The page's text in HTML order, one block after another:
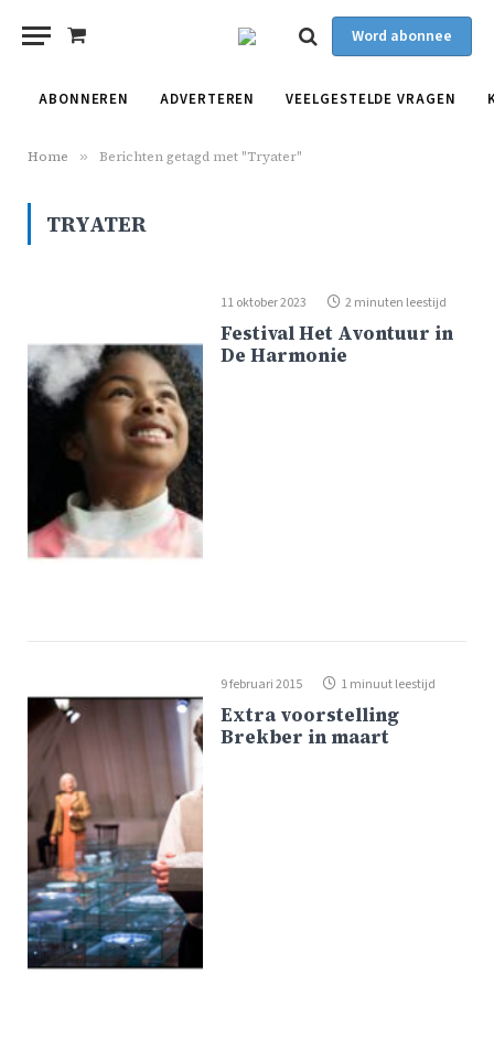
Shopping
Word abonnee
ABONNEREN ADVERTEREN VEELGESTELDE VRAGEN
Home » Berichten getagd met "Tryater"
TRYATER
11 oktober 2023 2 minuten leestijd
Festival Het Avontuur in
De Harmonie
9 februari 2015 1 minuut leestijd
Extra voorstelling
Brekber in maart